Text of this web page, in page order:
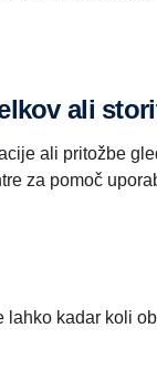
ali
ali pritožbe
za pomoč
kadar koli